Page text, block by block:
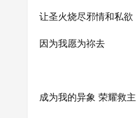
让圣火烧尽邪情和私欲
因为我愿为祢去
成为我的异象 荣耀救主